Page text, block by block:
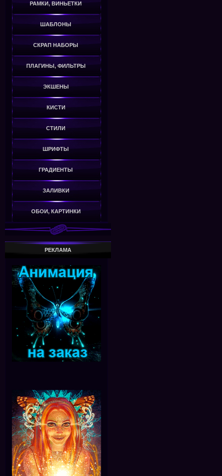
РАМКИ, ВИНЬЕТКИ
ШАБЛОНЫ
СКРАП НАБОРЫ
ПЛАГИНЫ, ФИЛЬТРЫ
ЭКШЕНЫ
КИСТИ
СТИЛИ
ШРИФТЫ
ГРАДИЕНТЫ
ЗАЛИВКИ
ОБОИ, КАРТИНКИ
РЕКЛАМА